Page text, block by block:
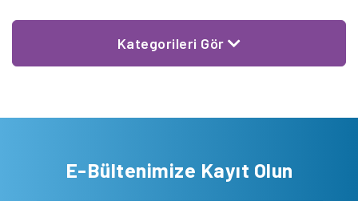
Kategorileri Gör
E-Bültenimize Kayıt Olun